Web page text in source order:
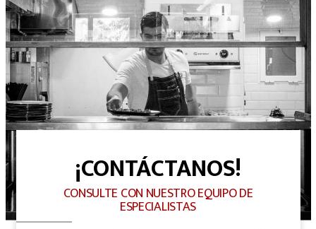
¡CONTÁCTANOS!
CONSULTE CON NUESTRO EQUIPO DE
ESPECIALISTAS